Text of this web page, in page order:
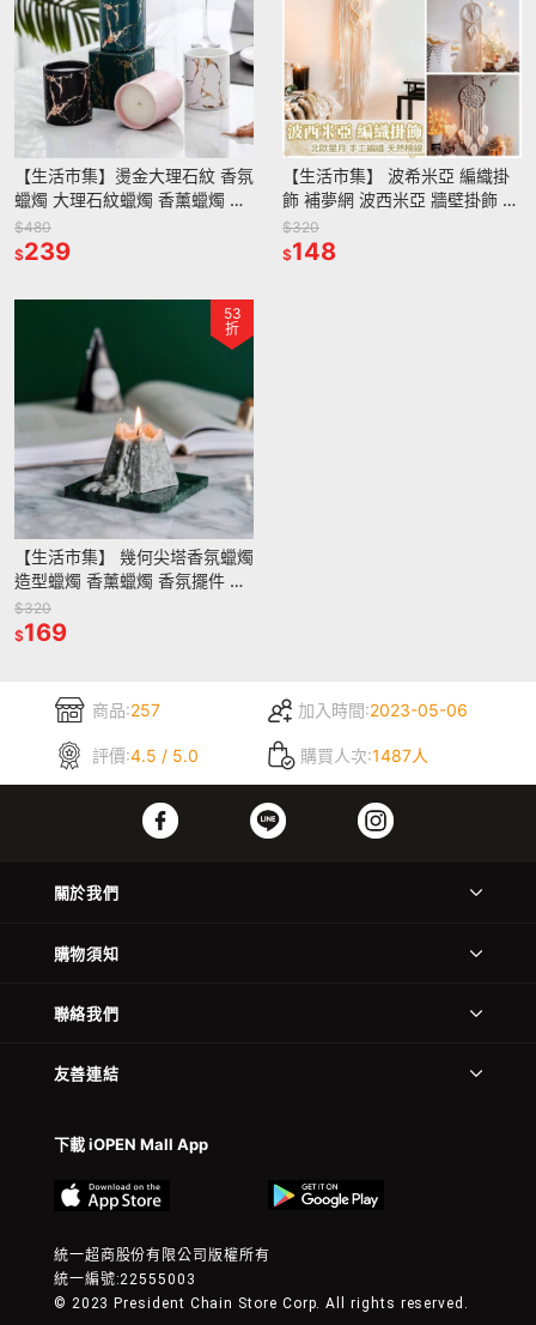
【生活市集】燙金大理石紋 香氛
蠟燭 大理石紋蠟燭 香薰蠟燭 大
理石蠟燭 天然精油大豆蠟香氛擴
香交換禮物
$480
$239
【生活市集】 波希米亞 編織掛
飾 補夢網 波西米亞 牆壁掛飾 牆
壁裝飾 壁掛 掛毯 編織 掛飾佈置
露營交換禮物
$320
$148
53
折
【生活市集】 幾何尖塔香氛蠟燭
造型蠟燭 香薰蠟燭 香氛擺件 蠟
燭設計裝飾 禮物 佈置 創意蠟燭
擴香交換禮物
$320
$169
商品:257 加入時間:2023-05-06
評價:4.5 / 5.0 購買人次:1487人
關於我們
購物須知
聯絡我們
友善連結
下載 iOPEN Mall App
統一超商股份有限公司版權所有
統一編號:22555003
© 2023 President Chain Store Corp. All rights reserved.